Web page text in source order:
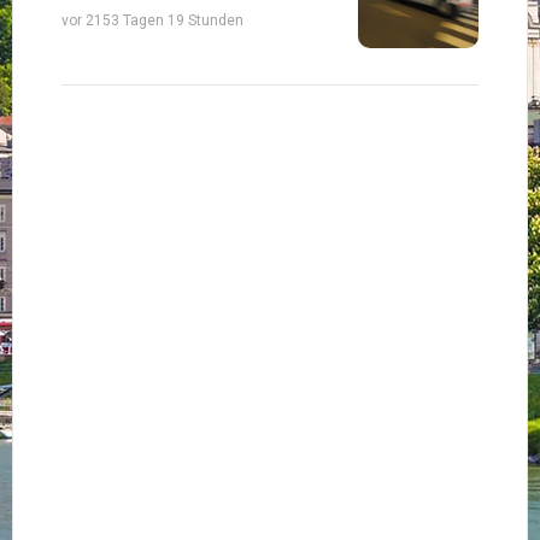
vor 2153 Tagen 19 Stunden